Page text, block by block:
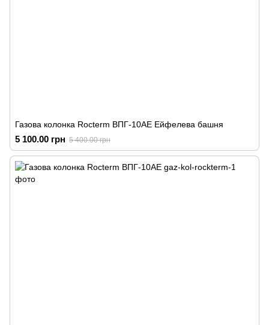
Газова колонка Rocterm ВПГ-10АЕ Ейфелева башня
5 100.00 грн 5 400.00 грн